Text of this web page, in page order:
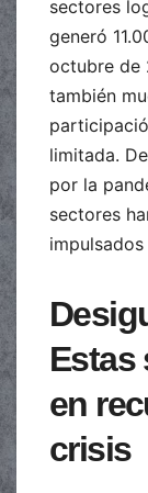
sectores
generó
octubre de
también
limitada.
por la
sectores
Estas
en
crisis